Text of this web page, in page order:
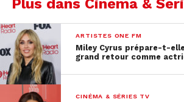
Plus dans Cinéma &
ARTISTES ONE FM
Miley Cyrus prépare-t-
grand retour comme
CINÉMA & SÉRIES TV